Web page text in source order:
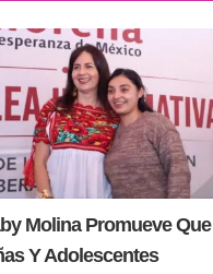
Molina Promueve Que
Y Adolescentes